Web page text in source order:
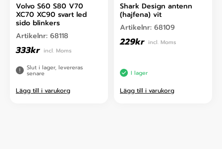
Volvo S60 S80 V70
XC70 XC90 svart led
sido blinkers
Artikelnr: 68118
333kr incl. Moms
Slut i lager, levereras
senare
Lägg till i varukorg
Shark Design antenn
(hajfena) vit
Artikelnr: 68109
229kr incl. Moms
I lager
Lägg till i varukorg